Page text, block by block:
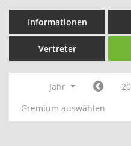
Informationen
Vertreter
Jahr
Gremium auswählen